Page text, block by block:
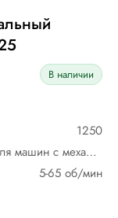
В наличии
1250
600 и 400 (для машин с механическим мостом)
5-65 об/мин